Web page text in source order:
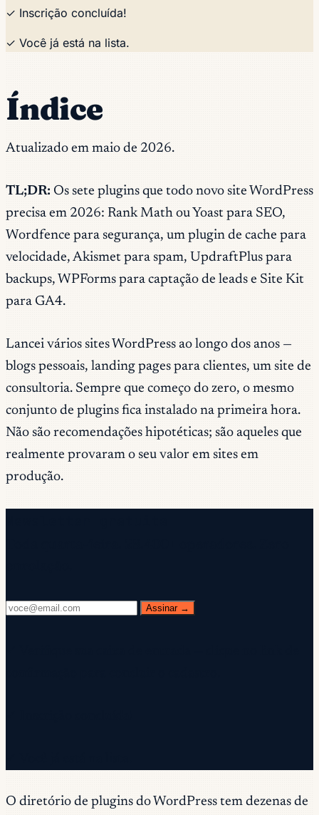
✓ Inscrição concluída!
✓ Você já está na lista.
Índice
Atualizado em maio de 2026.
TL;DR: Os sete plugins que todo novo site WordPress
precisa em 2026: Rank Math ou Yoast para SEO,
Wordfence para segurança, um plugin de cache para
velocidade, Akismet para spam, UpdraftPlus para
backups, WPForms para captação de leads e Site Kit
para GA4.
Lancei vários sites WordPress ao longo dos anos —
blogs pessoais, landing pages para clientes, um site de
consultoria. Sempre que começo do zero, o mesmo
conjunto de plugins fica instalado na primeira hora.
Não são recomendações hipotéticas; são aqueles que
realmente provaram o seu valor em sites em
produção.
Assinar →
O diretório de plugins do WordPress tem dezenas de